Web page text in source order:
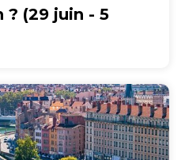
? (29 juin - 5